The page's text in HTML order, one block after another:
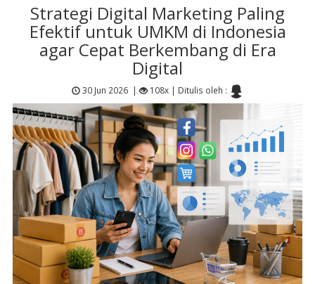
Strategi Digital Marketing Paling
Efektif untuk UMKM di Indonesia
agar Cepat Berkembang di Era
Digital
30 Jun 2026| 108x | Ditulis oleh :